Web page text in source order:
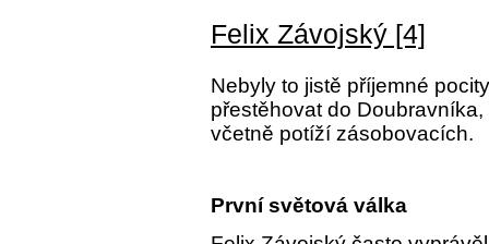
Felix Závojský [4]
Nebyly to jistě příjemné
přestěhovat do
včetně potíží zásobovacích.
První světová válka